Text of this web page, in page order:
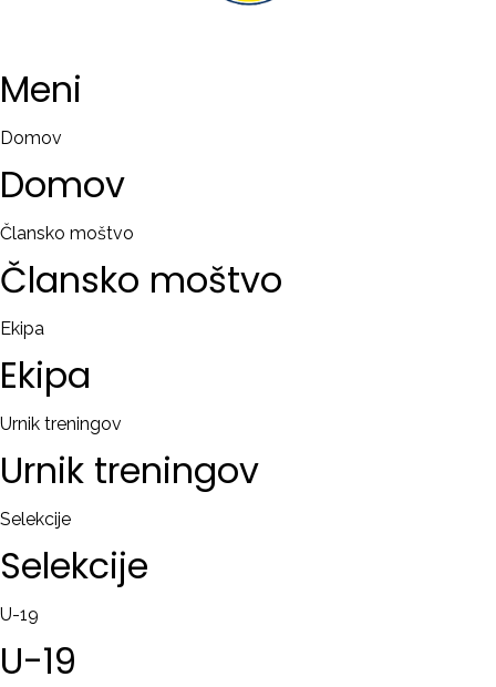
Meni
Domov
Domov
Člansko moštvo
Člansko moštvo
Ekipa
Ekipa
Urnik treningov
Urnik treningov
Selekcije
Selekcije
U-19
U-19
Remember
/